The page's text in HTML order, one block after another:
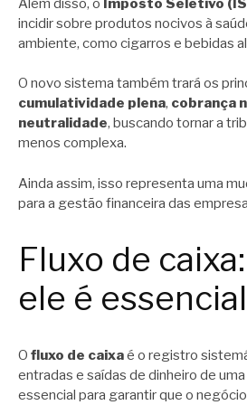
Além disso, o Imposto Seletivo
incidir sobre produtos nocivos à
ambiente, como cigarros e bebidas
O novo sistema também trará os
cumulatividade plena, cobrança
neutralidade, buscando tornar a
menos complexa.
Ainda assim, isso representa uma
para a gestão financeira das
Fluxo de
ele é
O fluxo de caixaé o registro
entradas e saídas de dinheiro de
essencial para garantir que o